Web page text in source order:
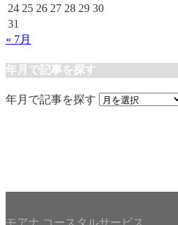
24 25 26 27 28 29 30
31
« 7月
年月で記事を探す
年月で記事を探す
モアナ コースタルサービス